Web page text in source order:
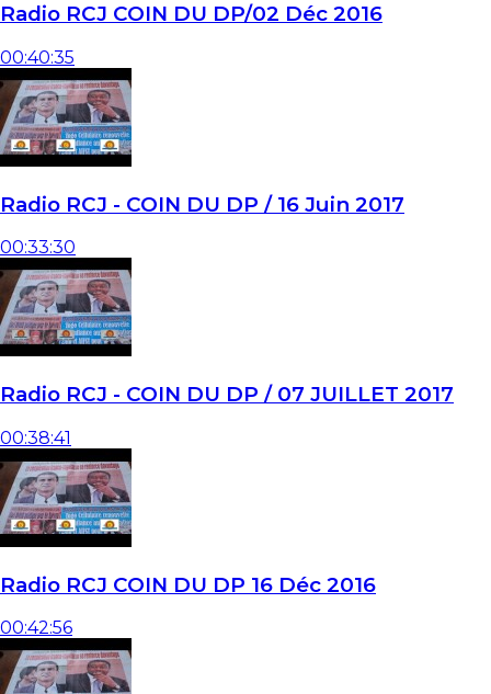
Radio RCJ COIN DU DP/02 Déc 2016
00:40:35
Radio RCJ - COIN DU DP / 16 Juin 2017
00:33:30
Radio RCJ - COIN DU DP / 07 JUILLET 2017
00:38:41
Radio RCJ COIN DU DP 16 Déc 2016
00:42:56